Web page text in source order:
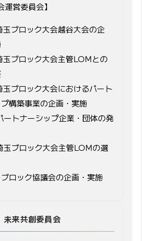
運営委員会】
ブロック大会越谷大会の企
ブロック大会主管LOMとの
ブロック大会におけるパート
構築事業の企画・実施
トナーシップ企業・団体の発
ブロック大会主管LOMの選
ロック協議会の企画・実施
未来共創委員会